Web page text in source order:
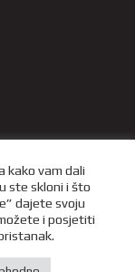
poslovnja
kako vam dali
ste skloni i što
dajete svoju
i posjetiti